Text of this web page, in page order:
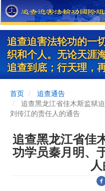
Skip
to
main
content
追查迫害法轮功的一
织和个人。无论天涯
追查到底；行天理，
首页
追查通告
追查黑龙江省佳木斯监狱
刘传江的责任人的通告
追查黑龙江省佳
功学员秦月明、